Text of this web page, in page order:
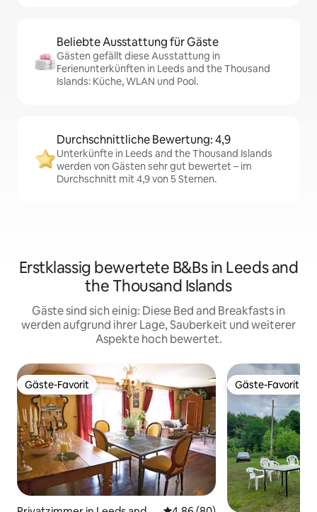
Beliebte Ausstattung für Gäste
Gästen gefällt diese Ausstattung in
Ferienunterkünften in Leeds and the Thousand
Islands: Küche, WLAN und Pool.
Durchschnittliche Bewertung: 4,9
Unterkünfte in Leeds and the Thousand Islands
werden von Gästen sehr gut bewertet – im
Durchschnitt mit 4,9 von 5 Sternen.
Erstklassig bewertete B&Bs in Leeds and
the Thousand Islands
Gäste sind sich einig: Diese Bed and Breakfasts in
werden aufgrund ihrer Lage, Sauberkeit und weiterer
Aspekte hoch bewertet.
Gäste-Favorit
Gäste-Favorit Gäste-Favorit
Gäste-Favorit